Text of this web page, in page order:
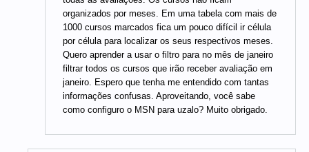
organizados por meses. Em uma tabela com mais de
1000 cursos marcados fica um pouco difícil ir célula
por célula para localizar os seus respectivos meses.
Quero aprender a usar o filtro para no mês de janeiro
filtrar todos os cursos que irão receber avaliação em
janeiro. Espero que tenha me entendido com tantas
informações confusas. Aproveitando, você sabe
como configuro o MSN para uzalo? Muito obrigado.